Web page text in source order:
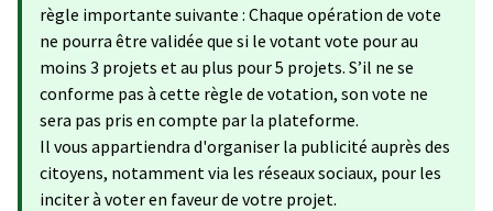
règle importante suivante : Chaque opération de vote
ne pourra être validée que si le votant vote pour au
moins 3 projets et au plus pour 5 projets. S’il ne se
conforme pas à cette règle de votation, son vote ne
sera pas pris en compte par la plateforme.
Il vous appartiendra d'organiser la publicité auprès des
citoyens, notamment via les réseaux sociaux, pour les
inciter à voter en faveur de votre projet.